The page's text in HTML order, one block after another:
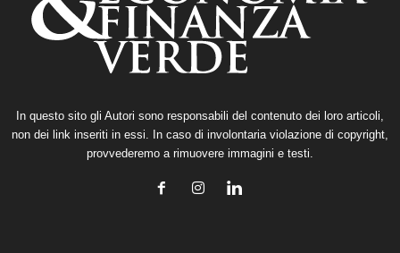
In questo sito gli Autori sono responsabili del contenuto dei loro articoli,
non dei link inseriti in essi. In caso di involontaria violazione di copyright,
provvederemo a rimuovere immagini e testi.